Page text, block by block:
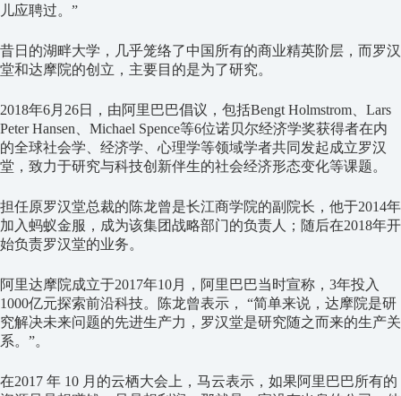
儿应聘过。”
昔日的湖畔大学，几乎笼络了中国所有的商业精英阶层，而罗汉
堂和达摩院的创立，主要目的是为了研究。
2018年6月26日，由阿里巴巴倡议，包括Bengt Holmstrom、Lars
Peter Hansen、Michael Spence等6位诺贝尔经济学奖获得者在内
的全球社会学、经济学、心理学等领域学者共同发起成立罗汉
堂，致力于研究与科技创新伴生的社会经济形态变化等课题。
担任原罗汉堂总裁的陈龙曾是长江商学院的副院长，他于2014年
加入蚂蚁金服，成为该集团战略部门的负责人；随后在2018年开
始负责罗汉堂的业务。
阿里达摩院成立于2017年10月，阿里巴巴当时宣称，3年投入
1000亿元探索前沿科技。陈龙曾表示， “简单来说，达摩院是研
究解决未来问题的先进生产力，罗汉堂是研究随之而来的生产关
系。”。
在2017 年 10 月的云栖大会上，马云表示，如果阿里巴巴所有的